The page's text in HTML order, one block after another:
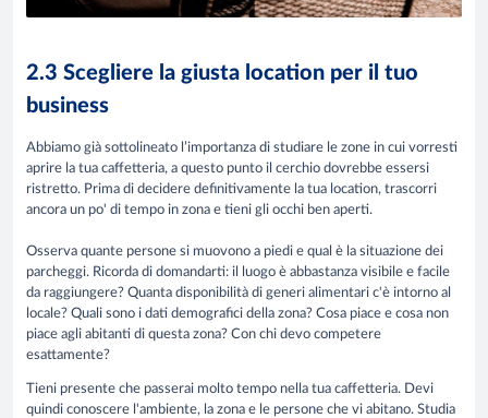
2.3 Scegliere la giusta location per il tuo
business
Abbiamo già sottolineato l’importanza di studiare le zone in cui vorresti
aprire la tua caffetteria, a questo punto il cerchio dovrebbe essersi
ristretto. Prima di decidere definitivamente la tua location, trascorri
ancora un po' di tempo in zona e tieni gli occhi ben aperti.
Osserva quante persone si muovono a piedi e qual è la situazione dei
parcheggi. Ricorda di domandarti: il luogo è abbastanza visibile e facile
da raggiungere? Quanta disponibilità di generi alimentari c'è intorno al
locale? Quali sono i dati demografici della zona? Cosa piace e cosa non
piace agli abitanti di questa zona? Con chi devo competere
esattamente?
Tieni presente che passerai molto tempo nella tua caffetteria. Devi
quindi conoscere l'ambiente, la zona e le persone che vi abitano. Studia